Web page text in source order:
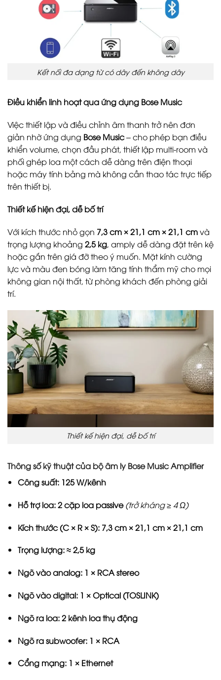
Kết nối đa dạng từ có dây đến không dây
Điều khiển linh hoạt qua ứng dụng Bose Music
Việc thiết lập và điều chỉnh âm thanh trở nên đơn
giản nhờ ứng dụng Bose Music– cho phép bạn điều
khiển volume, chọn đầu phát, thiết lập multi-room và
phối ghép loa một cách dễ dàng trên điện thoại
hoặc máy tính bảng mà không cần thao tác trực tiếp
trên thiết bị.
Thiết kế hiện đại, dễ bố trí
Với kích thước nhỏ gọn 7,3 cm × 21,1 cm × 21,1 cmvà
trọng lượng khoảng 2,5 kg, amply dễ dàng đặt trên kệ
hoặc gắn trên giá đỡ theo ý muốn. Mặt kính cường
lực và màu đen bóng làm tăng tính thẩm mỹ cho mọi
không gian nội thất, từ phòng khách đến phòng giải
trí.
Thiết kế hiện đại, dễ bố trí
Thông số kỹ thuật của bộ âm ly Bose Music Amplifier
Công suất: 125 W/kênh
Hỗ trợ loa:2 cặp loa passive (trở kháng ≥ 4 Ω)
Kích thước (C × R × S): 7,3 cm × 21,1 cm × 21,1 cm
Trọng lượng:≈ 2,5 kg
Ngõ vào analog: 1 × RCA stereo
Ngõ vào digital: 1 × Optical (TOSLINK)
Ngõ ra loa: 2 kênh loa thụ động
Ngõ ra subwoofer: 1 × RCA
Cổng mạng: 1 × Ethernet